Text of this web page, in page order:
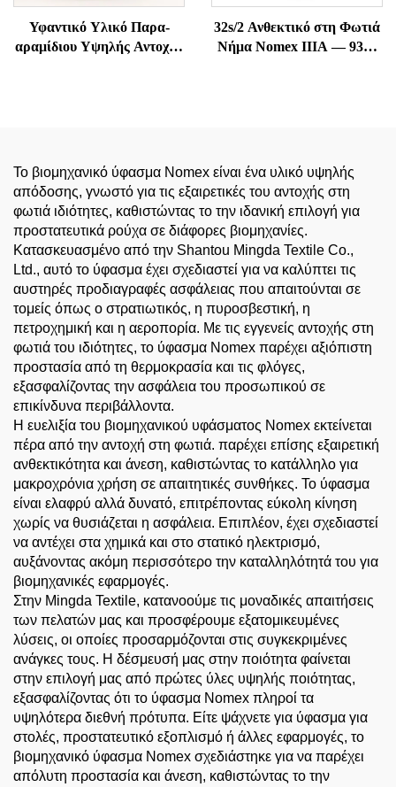
Υφαντικό Υλικό Παρα-
αραμίδιου Υψηλής Αντοχής
32s/2 Ανθεκτικό στη Φωτιά
Νήμα Nomex IIIA — 93%
Το βιομηχανικό ύφασμα Nomex είναι ένα υλικό υψηλής
απόδοσης, γνωστό για τις εξαιρετικές του αντοχής στη
φωτιά ιδιότητες, καθιστώντας το την ιδανική επιλογή για
προστατευτικά ρούχα σε διάφορες βιομηχανίες.
Κατασκευασμένο από την Shantou Mingda Textile Co.,
Ltd., αυτό το ύφασμα έχει σχεδιαστεί για να καλύπτει τις
αυστηρές προδιαγραφές ασφάλειας που απαιτούνται σε
τομείς όπως ο στρατιωτικός, η πυροσβεστική, η
πετροχημική και η αεροπορία. Με τις εγγενείς αντοχής στη
φωτιά του ιδιότητες, το ύφασμα Nomex παρέχει αξιόπιστη
προστασία από τη θερμοκρασία και τις φλόγες,
εξασφαλίζοντας την ασφάλεια του προσωπικού σε
επικίνδυνα περιβάλλοντα.
Η ευελιξία του βιομηχανικού υφάσματος Nomex εκτείνεται
πέρα από την αντοχή στη φωτιά. παρέχει επίσης εξαιρετική
ανθεκτικότητα και άνεση, καθιστώντας το κατάλληλο για
μακροχρόνια χρήση σε απαιτητικές συνθήκες. Το ύφασμα
είναι ελαφρύ αλλά δυνατό, επιτρέποντας εύκολη κίνηση
χωρίς να θυσιάζεται η ασφάλεια. Επιπλέον, έχει σχεδιαστεί
να αντέχει στα χημικά και στο στατικό ηλεκτρισμό,
αυξάνοντας ακόμη περισσότερο την καταλληλότητά του για
βιομηχανικές εφαρμογές.
Στην Mingda Textile, κατανοούμε τις μοναδικές απαιτήσεις
των πελατών μας και προσφέρουμε εξατομικευμένες
λύσεις, οι οποίες προσαρμόζονται στις συγκεκριμένες
ανάγκες τους. Η δέσμευσή μας στην ποιότητα φαίνεται
στην επιλογή μας από πρώτες ύλες υψηλής ποιότητας,
εξασφαλίζοντας ότι το ύφασμα Nomex πληροί τα
υψηλότερα διεθνή πρότυπα. Είτε ψάχνετε για ύφασμα για
στολές, προστατευτικό εξοπλισμό ή άλλες εφαρμογές, το
βιομηχανικό ύφασμα Nomex σχεδιάστηκε για να παρέχει
απόλυτη προστασία και άνεση, καθιστώντας το την